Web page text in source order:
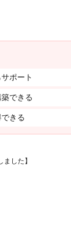
ポート
できる
きる
した】